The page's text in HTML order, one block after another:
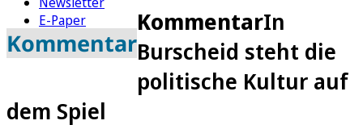
E-Paper
Kommentar
KommentarIn
Burscheid steht die
politische Kultur auf
dem Spiel